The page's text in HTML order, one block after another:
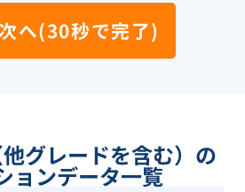
へ(30秒で完了)
グレードを含む）の
ョンデータ一覧